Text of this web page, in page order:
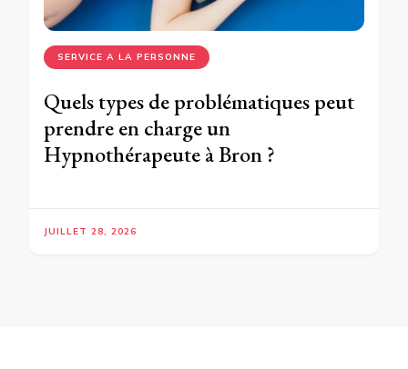
SERVICE A LA PERSONNE
Quels types de problématiques peut
prendre en charge un
Hypnothérapeute à Bron ?
JUILLET 28, 2026